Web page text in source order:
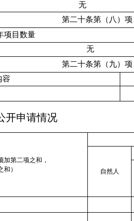
无
第二十条第（八）项
项目数量
无
第二十条第（九）项
容
开申请情况
加第二项之和，
）
自然人